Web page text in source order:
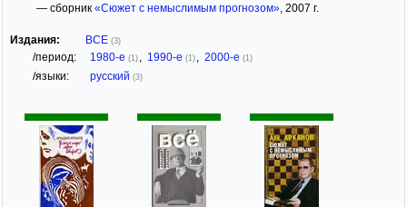
— сборник «Сюжет с немыслимым прогнозом», 2007 г.
Издания: ВСЕ (3)
/период: 1980-е (1) 1990-е (1) 2000-е (1)
/языки: русский (3)